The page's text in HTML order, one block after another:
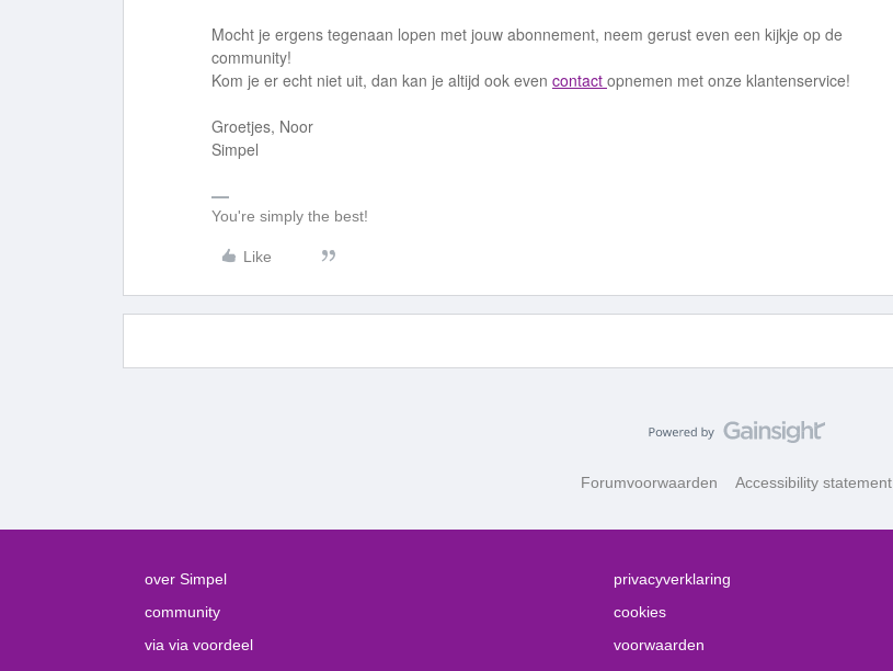
Mocht je ergens tegenaan lopen met jouw abonnement, neem gerust even een kijkje op de
community!
Kom je er echt niet uit, dan kan je altijd ook even contact opnemen met onze klantenservice!
Groetjes, Noor
Simpel
You're simply the best!
Like
Forumvoorwaarden Accessibility statement
over Simpel
community
via via voordeel
privacyverklaring
cookies
voorwaarden